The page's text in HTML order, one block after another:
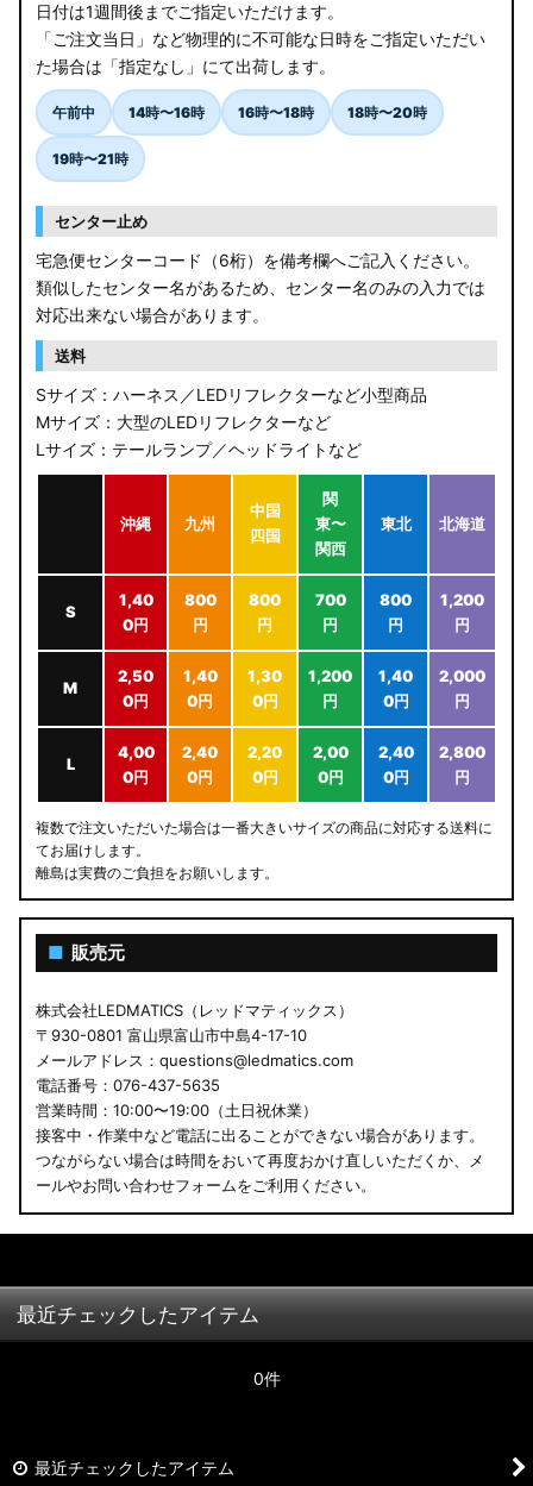
日付は1週間後までご指定いただけます。
「ご注文当日」など物理的に不可能な日時をご指定いただい
た場合は「指定なし」にて出荷します。
午前中 14時〜16時 16時〜18時 18時〜20時
19時〜21時
センター止め
宅急便センターコード（6桁）を備考欄へご記入ください。
類似したセンター名があるため、センター名のみの入力では
対応出来ない場合があります。
送料
Sサイズ：ハーネス／LEDリフレクターなど小型商品
Mサイズ：大型のLEDリフレクターなど
Lサイズ：テールランプ／ヘッドライトなど
沖縄 九州
中国
四国
関
東〜
関西
東北 北海道
S
1,40
0円
800
円
800
円
700
円
800
円
1,200
円
M
2,50
0円
1,40
0円
1,30
0円
1,200
円
1,40
0円
2,000
円
L
4,00
0円
2,40
0円
2,20
0円
2,00
0円
2,40
0円
2,800
円
複数で注文いただいた場合は一番大きいサイズの商品に対応する送料に
てお届けします。
離島は実費のご負担をお願いします。
■ 販売元
株式会社LEDMATICS（レッドマティックス）
〒930-0801 富山県富山市中島4-17-10
メールアドレス：questions@ledmatics.com
電話番号：076-437-5635
営業時間：10:00〜19:00（土日祝休業）
接客中・作業中など電話に出ることができない場合があります。
つながらない場合は時間をおいて再度おかけ直しいただくか、メ
ールやお問い合わせフォームをご利用ください。
最近チェックしたアイテム
0件
最近チェックしたアイテム